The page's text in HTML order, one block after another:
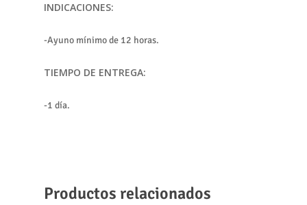
INDICACIONES:
-Ayuno mínimo de 12 horas.
TIEMPO DE ENTREGA:
-1 día.
Productos relacionados